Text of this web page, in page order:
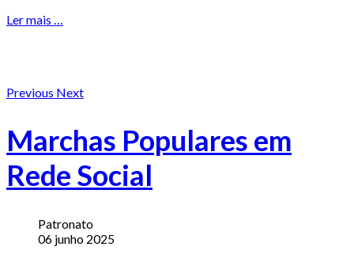
Ler mais …
Previous Next
Marchas Populares em
Rede Social
Patronato
06 junho 2025